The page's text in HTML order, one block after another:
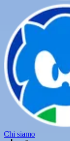
Chi siamo